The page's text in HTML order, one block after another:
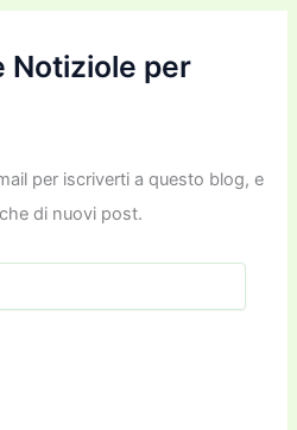
Notiziole per
per iscriverti a questo blog, e
di nuovi post.